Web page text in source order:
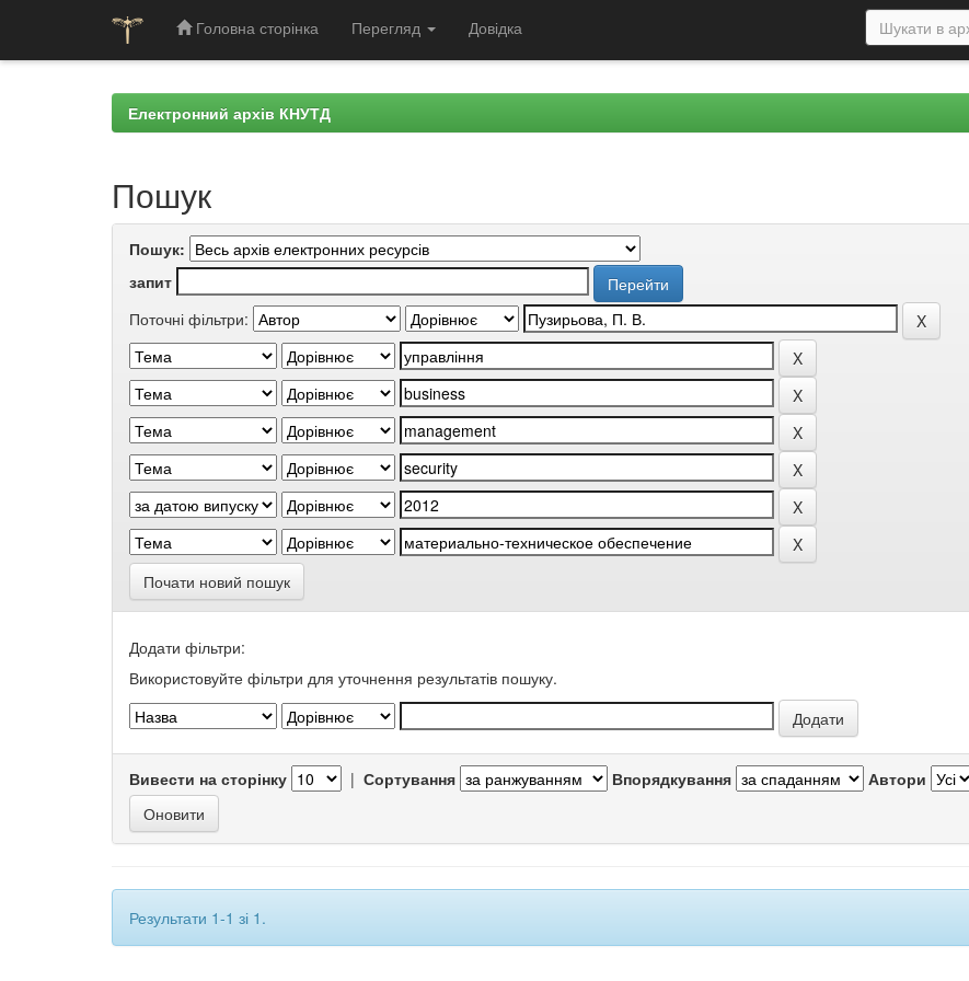
Головна сторінка Перегляд Довідка
Електронний архів КНУТД
Пошук
Пошук:
запит
Поточні фільтри:
Почати новий пошук
Додати фільтри:
Використовуйте фільтри для уточнення результатів пошуку.
Вивести на сторінку | Сортування Впорядкування Автори
Результати 1-1 зі 1.